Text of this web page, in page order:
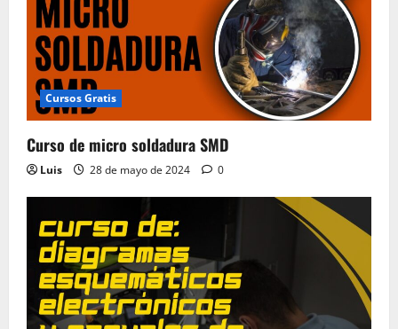
Cursos Gratis
Curso de micro soldadura SMD
Luis 28 de mayo de 2024 0